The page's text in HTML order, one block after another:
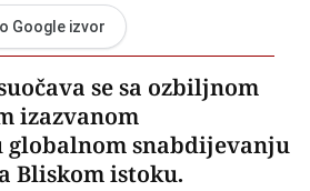
Google izvor
se sa ozbiljnom
izazvanom
globalnom snabdijevanju
Bliskom istoku.